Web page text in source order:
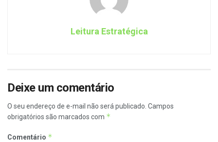
Leitura Estratégica
Deixe um comentário
O seu endereço de e-mail não será publicado. Campos
obrigatórios são marcados com *
Comentário *